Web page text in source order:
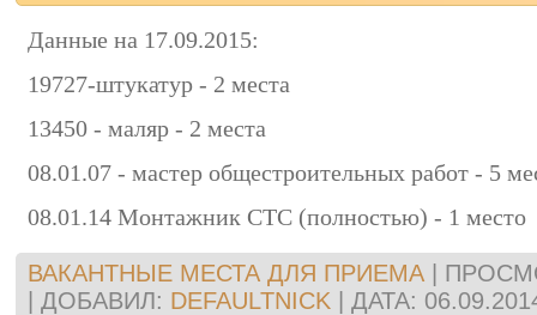
Данные на 17.09.2015:
19727-штукатур - 2 места
13450 - маляр - 2 места
08.01.07 - мастер общестроительных работ - 5
08.01.14 Монтажник СТС (полностью) - 1 место
ВАКАНТНЫЕ МЕСТА ДЛЯ ПРИЕМА
ДОБАВИЛ: DEFAULTNICK ДАТА: